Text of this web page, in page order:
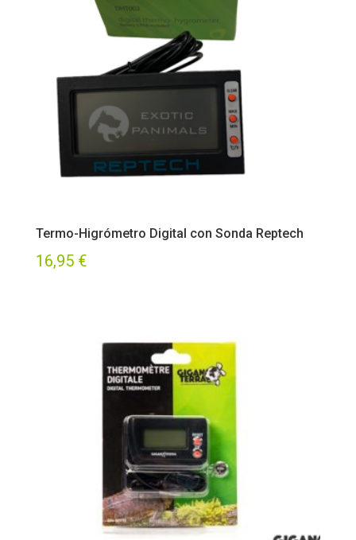
Termo-Higrómetro Digital con Sonda Reptech
16,95 €